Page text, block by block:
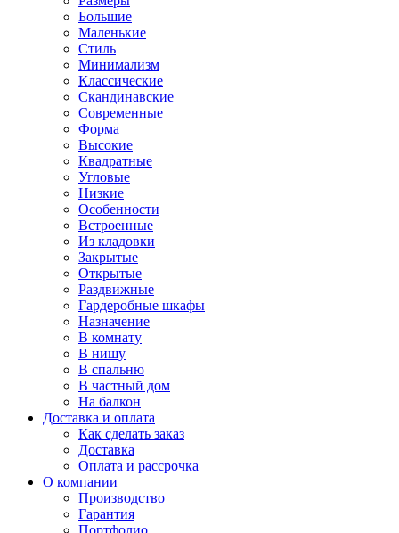
Большие
Маленькие
Стиль
Минимализм
Классические
Скандинавские
Современные
Форма
Высокие
Квадратные
Угловые
Низкие
Особенности
Встроенные
Из кладовки
Закрытые
Открытые
Раздвижные
Гардеробные шкафы
Назначение
В комнату
В нишу
В спальню
В частный дом
На балкон
Доставка и оплата
Как сделать заказ
Доставка
Оплата и рассрочка
О компании
Производство
Гарантия
Портфолио